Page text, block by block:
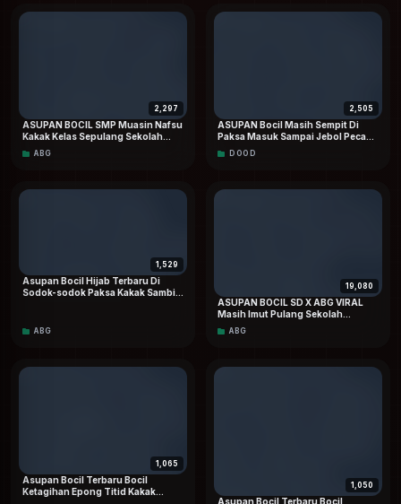
2,297
ASUPAN BOCIL SMP Muasin Nafsu
Kakak Kelas Sepulang Sekolah
Sampai CROT Berkali-kali Viral
Terbaru
ABG
2,505
ASUPAN Bocil Masih Sempit Di
Paksa Masuk Sampai Jebol Pecah
Perawan Doodstream Viral
DOOD
1,529
Asupan Bocil Hijab Terbaru Di
Sodok-sodok Paksa Kakak Sambil
ABG
19,080
ASUPAN BOCIL SD X ABG VIRAL
Masih Imut Pulang Sekolah
Langsung Mesum Sama Teman
Kelasnya
ABG
1,065
Asupan Bocil Terbaru Bocil
Ketagihan Epong Titid Kakak
1,050
Asupan Bocil Terbaru Bocil